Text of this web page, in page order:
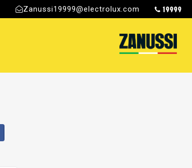
19999
Zanussi19999@electrolux.com